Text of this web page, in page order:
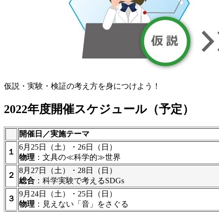
仮説・実験・検証の考え方を身につけよう！
2022年度開催スケジュール（予定）
開催日／実施テーマ
１
6月25日（土）・26日（日）
物理 ：文具の≪科学的≫世界
２
8月27日（土）・28日（日）
総合 ：科学実験で考えるSDGs
３
9月24日（土）・25日（日）
物理 ：見えない「音」をさぐる